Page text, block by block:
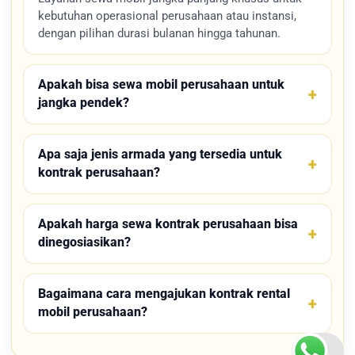
perusahaan Bandung juga
menyertakan estimasi biayanya.
Terdapat berbagai paket yang
dilengkapi fasilitas sesuai
kebutuhan. Anda bisa menentukan
sendiri fasilitas atau fitur
Perlindungan hukum dan
layanan ini sebagai solusi
kebutuhan sewa kendaraan.
Kegiatan operasional perusahaan
atau kantor dapat terdukung.
Pastinya dapat bekerja dengan
lebih menyenangkan dan efisien.
Armada Sewa Mobil untuk
kebutuhan operasional perusahaan atau instansi,
dengan pilihan durasi bulanan hingga tahunan.
Apakah bisa sewa mobil perusahaan untuk
jangka pendek?
Apa saja jenis armada yang tersedia untuk
kontrak perusahaan?
Apakah harga sewa kontrak perusahaan bisa
dinegosiasikan?
Bagaimana cara mengajukan kontrak rental
mobil perusahaan?